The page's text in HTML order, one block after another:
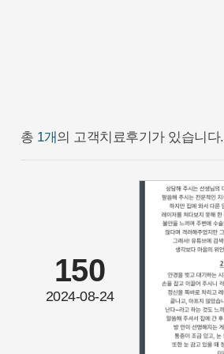
총 1개의 고객치료후기가 있습니다.
150
2024-08-24